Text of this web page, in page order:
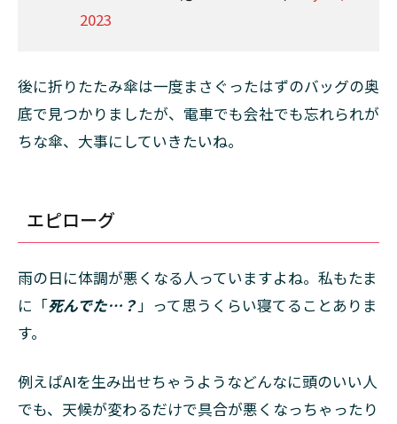
2023
後に折りたたみ傘は一度まさぐったはずのバッグの奥
底で見つかりましたが、電車でも会社でも忘れられが
ちな傘、大事にしていきたいね。
エピローグ
雨の日に体調が悪くなる人っていますよね。私もたま
に「死んでた…？ 」って思うくらい寝てることありま
す。
例えばAIを生み出せちゃうようなどんなに頭のいい人
でも、天候が変わるだけで具合が悪くなっちゃったり